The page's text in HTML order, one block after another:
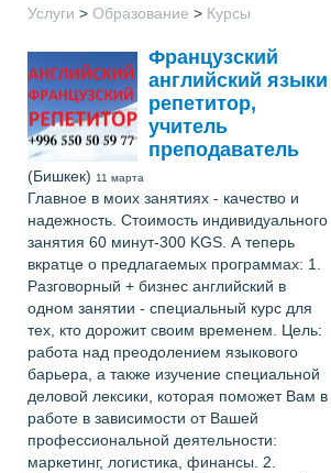
Услуги > Образование > Курсы
Французский
английский языки
репетитор,
учитель
преподаватель
(Бишкек) 11 марта
Главное в моих занятиях - качество и
надежность. Стоимость индивидуального
занятия 60 минут-300 KGS. А теперь
вкратце о предлагаемых программах: 1.
Разговорный + бизнес английский в
одном занятии - специальный курс для
тех, кто дорожит своим временем. Цель:
работа над преодолением языкового
барьера, а также изучение специальной
деловой лексики, которая поможет Вам в
работе в зависимости от Вашей
профессиональной деятельности:
маркетинг, логистика, финансы. 2.